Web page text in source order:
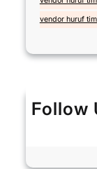
vendor huruf
Follow